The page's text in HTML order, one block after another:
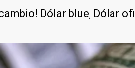
Dólar blue, Dólar